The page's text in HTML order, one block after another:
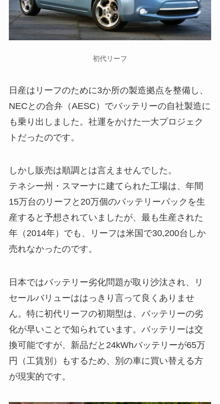
初代リーフ
日産はリーフのために3か所の製造拠点を整備し、
NECとの合弁（AESC）でバッテリーの自社製造に
も乗り出しました。社運をかけた一大プロジェク
トだったのです。
しかし販売は順調とは言えませんでした。
テネシー州・スマーナに建てられた工場は、年間
15万台のリーフと20万個のバッテリーパックを生
産すると予想されていましたが、最も生産された
年（2014年）でも、リーフは米国で30,200台しか
売れなかったのです。
日本ではバッテリー劣化問題が取り沙汰され、リ
セールバリューははっきり言って良くありませ
ん。特に初代リーフの初期型は、バッテリーの劣
化が早いことで知られています。バッテリーは交
換可能ですが、新品だと24kWhバッテリーが65万
円（工賃別）もするため、別の車に買い替える方
が現実的です。